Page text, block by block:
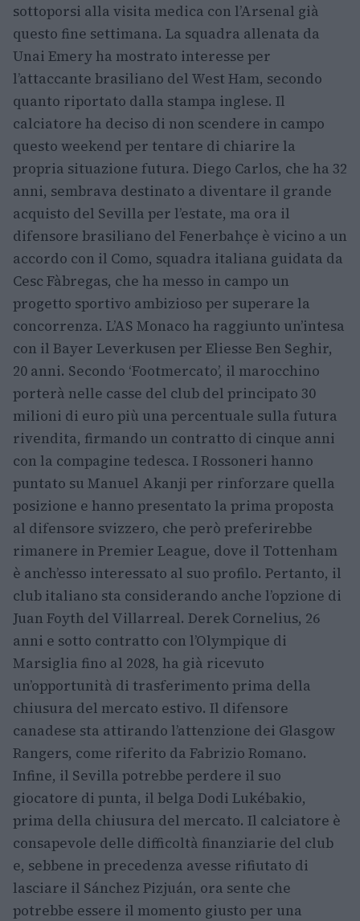
sottoporsi alla visita medica con l’Arsenal già
questo fine settimana. La squadra allenata da
Unai Emery ha mostrato interesse per
l’attaccante brasiliano del West Ham, secondo
quanto riportato dalla stampa inglese. Il
calciatore ha deciso di non scendere in campo
questo weekend per tentare di chiarire la
propria situazione futura. Diego Carlos, che ha 32
anni, sembrava destinato a diventare il grande
acquisto del Sevilla per l’estate, ma ora il
difensore brasiliano del Fenerbahçe è vicino a un
accordo con il Como, squadra italiana guidata da
Cesc Fàbregas, che ha messo in campo un
progetto sportivo ambizioso per superare la
concorrenza. L’AS Monaco ha raggiunto un’intesa
con il Bayer Leverkusen per Eliesse Ben Seghir,
20 anni. Secondo ‘Footmercato’, il marocchino
porterà nelle casse del club del principato 30
milioni di euro più una percentuale sulla futura
rivendita, firmando un contratto di cinque anni
con la compagine tedesca. I Rossoneri hanno
puntato su Manuel Akanji per rinforzare quella
posizione e hanno presentato la prima proposta
al difensore svizzero, che però preferirebbe
rimanere in Premier League, dove il Tottenham
è anch’esso interessato al suo profilo. Pertanto, il
club italiano sta considerando anche l’opzione di
Juan Foyth del Villarreal. Derek Cornelius, 26
anni e sotto contratto con l’Olympique di
Marsiglia fino al 2028, ha già ricevuto
un’opportunità di trasferimento prima della
chiusura del mercato estivo. Il difensore
canadese sta attirando l’attenzione dei Glasgow
Rangers, come riferito da Fabrizio Romano.
Infine, il Sevilla potrebbe perdere il suo
giocatore di punta, il belga Dodi Lukébakio,
prima della chiusura del mercato. Il calciatore è
consapevole delle difficoltà finanziarie del club
e, sebbene in precedenza avesse rifiutato di
lasciare il Sánchez Pizjuán, ora sente che
potrebbe essere il momento giusto per una